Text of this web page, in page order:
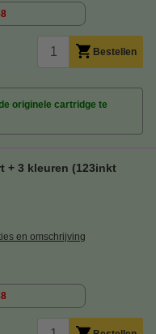
Bestellen
originele cartridge te
+ 3 kleuren (123inkt
en omschrijving